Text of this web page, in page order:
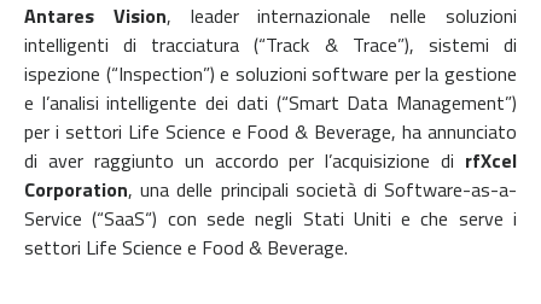
Antares Vision, leader internazionale nelle soluzioni
intelligenti di tracciatura (“Track & Trace”), sistemi di
ispezione (“Inspection”) e soluzioni software per la gestione
e l’analisi intelligente dei dati (“Smart Data Management”)
per i settori Life Science e Food & Beverage, ha annunciato
di aver raggiunto un accordo per l’acquisizione di rfXcel
Corporation, una delle principali società di Software-as-a-
Service (“SaaS“) con sede negli Stati Uniti e che serve i
settori Life Science e Food & Beverage.